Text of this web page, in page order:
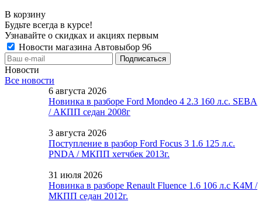
В корзину
Будьте всегда в курсе!
Узнавайте о скидках и акциях первым
Новости магазина Автовыбор 96
Новости
Все новости
6 августа 2026
Новинка в разборе Ford Mondeo 4 2.3 160 л.с. SEBA
/ АКПП седан 2008г
3 августа 2026
Поступление в разбор Ford Focus 3 1.6 125 л.с.
PNDA / МКПП хетчбек 2013г.
31 июля 2026
Новинка в разборе Renault Fluence 1.6 106 л.с K4M /
МКПП седан 2012г.